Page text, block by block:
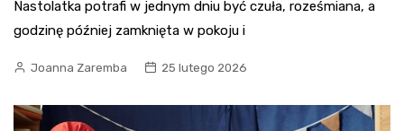
Nastolatka potrafi w jednym dniu być czuła, roześmiana, a
godzinę później zamknięta w pokoju i
Joanna Zaremba 25 lutego 2026